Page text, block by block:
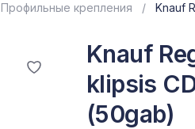
Профильные крепления Knauf
Knauf
klipsis
(50gab)